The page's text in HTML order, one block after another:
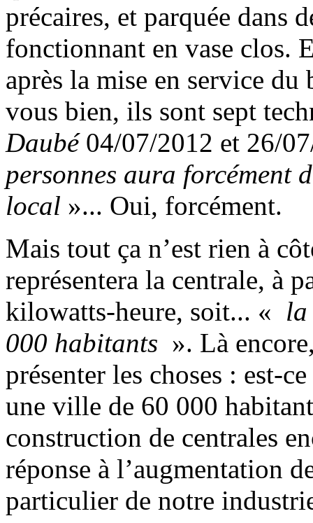
précaires, et parquée dans
fonctionnant en vase clos.
après la mise en service
vous bien, ils sont sept
Daubé 04/07/2012 et 26/
personnes aura forcément
local »... Oui, forcément.
Mais tout ça n’est rien à
représentera la centrale, à
kilowatts-heure, soit... « la
000 habitants ». Là
présenter les choses : est-
une ville de 60 000
construction de centrales
réponse à l’augmentation
particulier de notre